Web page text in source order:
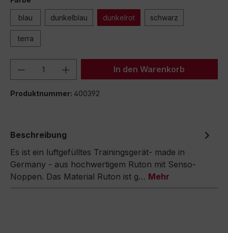
blau dunkelblau dunkelrot schwarz
terra
Produkt Anzahl: Gib denIn den Warenkorb
Produktnummer: 400392
Beschreibung
Es ist ein luftgefülltes Trainingsgerät- made in
Germany - aus hochwertigem Ruton mit Senso-
Noppen. Das Material Ruton ist g… Mehr